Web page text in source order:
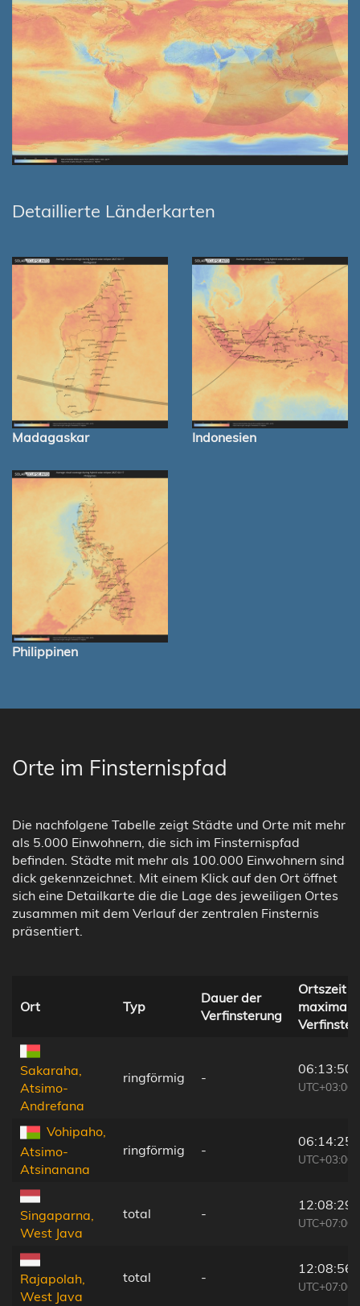
Detaillierte Länderkarten
Madagaskar Indonesien
Philippinen
Orte im Finsternispfad
Die nachfolgene Tabelle zeigt Städte und Orte mit mehr
als 5.000 Einwohnern, die sich im Finsternispfad
befinden. Städte mit mehr als 100.000 Einwohnern sind
dick gekennzeichnet. Mit einem Klick auf den Ort öffnet
sich eine Detailkarte die die Lage des jeweiligen Ortes
zusammen mit dem Verlauf der zentralen Finsternis
präsentiert.
Ort Typ
Dauer der
Verfinsterung
Ortszeit
Sakaraha,
Atsimo-
Andrefana
ringförmig -
06:13:50
UTC+03:00
Vohipaho,
Atsimo-
Atsinanana
ringförmig -
06:14:25
UTC+03:00
Singaparna,
West Java
total -
12:08:29
UTC+07:00
Rajapolah,
West Java
total -
12:08:56
UTC+07:00